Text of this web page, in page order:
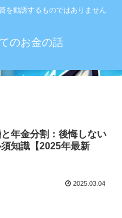
を勧誘するものではありません
のお金の話
年金分割：後悔しない
知識【2025年最新
2025.03.04